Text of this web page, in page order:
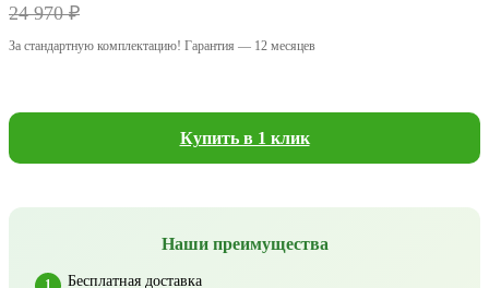
24 970 ₽
За стандартную комплектацию! Гарантия — 12 месяцев
Купить в 1 клик
Наши преимущества
Бесплатная доставка